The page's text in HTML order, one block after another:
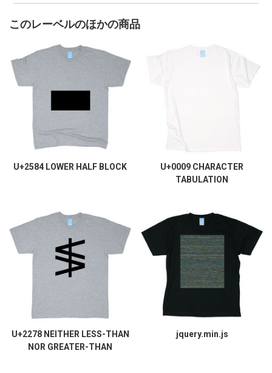
このレーベルのほかの商品
U+2584 LOWER HALF BLOCK
U+0009 CHARACTER
TABULATION
U+2278 NEITHER LESS-THAN
NOR GREATER-THAN
jquery.min.js